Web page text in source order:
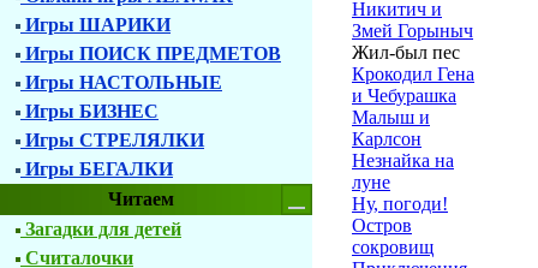
Игры ШАРИКИ
Игры ПОИСК ПРЕДМЕТОВ
Игры НАСТОЛЬНЫЕ
Игры БИЗНЕС
Игры СТРЕЛЯЛКИ
Игры БЕГАЛКИ
Читаем
Загадки для детей
Считалочки
Никитич и
Змей Горыныч
Жил-был пес
Крокодил Гена
и Чебурашка
Малыш и
Карлсон
Незнайка на
луне
Ну, погоди!
Остров
сокровищ